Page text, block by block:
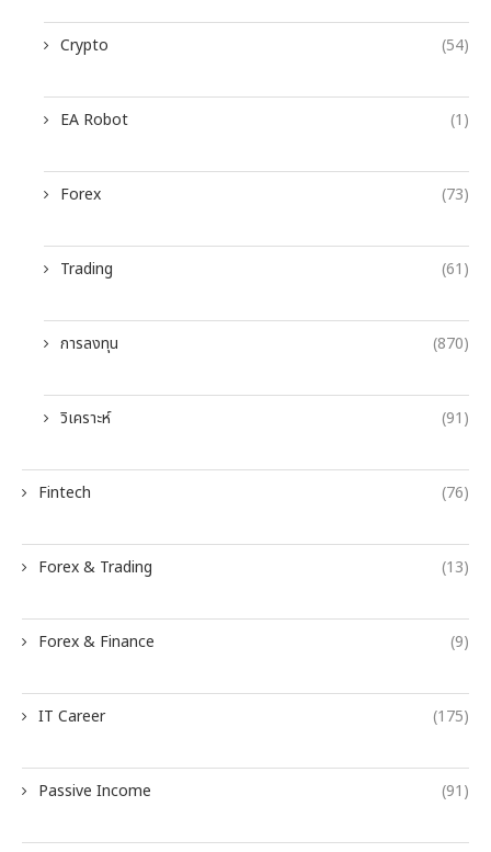
Crypto (54)
EA Robot (1)
Forex (73)
Trading (61)
การลงทุน (870)
วิเคราะห์ (91)
Fintech (76)
Forex & Trading (13)
Forex & Finance (9)
IT Career (175)
Passive Income (91)